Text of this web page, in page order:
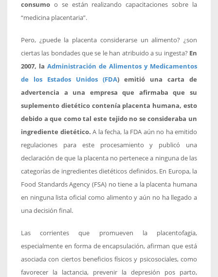
consumo o se están realizando capacitaciones sobre la
“medicina placentaria”.
Pero, ¿puede la placenta considerarse un alimento? ¿son
ciertas las bondades que se le han atribuido a su ingesta? En
2007, la Administración de Alimentos y Medicamentos
de los Estados Unidos (FDA) emitió una carta de
advertencia a una empresa que afirmaba que su
suplemento dietético contenía placenta humana, esto
debido a que como tal este tejido no se consideraba un
ingrediente dietético. A la fecha, la FDA aún no ha emitido
regulaciones para este procesamiento y publicó una
declaración de que la placenta no pertenece a ninguna de las
categorías de ingredientes dietéticos definidos. En Europa, la
Food Standards Agency (FSA) no tiene a la placenta humana
en ninguna lista oficial como alimento y aún no ha llegado a
una decisión final.
Las corrientes que promueven la placentofagia,
especialmente en forma de encapsulación, afirman que está
asociada con ciertos beneficios físicos y psicosociales, como
favorecer la lactancia, prevenir la depresión pos parto,